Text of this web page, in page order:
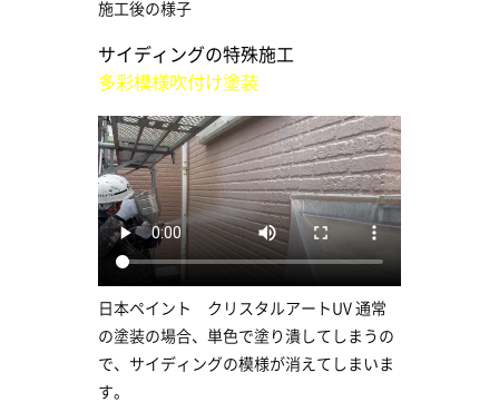
施工後の様子
サイディングの特殊施工
多彩模様吹付け塗装
日本ペイント クリスタルアートUV 通常
の塗装の場合、単色で塗り潰してしまうの
で、サイディングの模様が消えてしまいま
す。